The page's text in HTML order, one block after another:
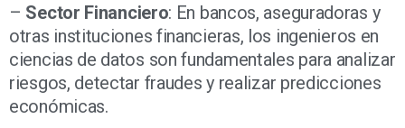
– Sector Financiero: En bancos, aseguradoras y
otras instituciones financieras, los ingenieros en
ciencias de datos son fundamentales para analizar
riesgos, detectar fraudes y realizar predicciones
económicas.